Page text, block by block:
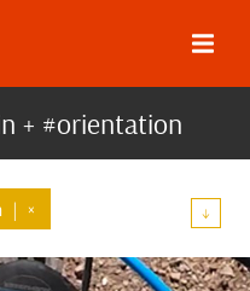
+ #orientation
| × ↓